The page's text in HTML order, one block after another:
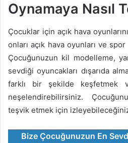
Oynamaya Nasıl
Çocuklar için açık hava
onları açık hava oyunları ve
Çocuğunuzun kil modelleme,
sevdiği oyuncakları dışarıda
farklı bir şekilde keşfetmek
neşelendirebilirsiniz.
teşvik etmek için izleyebileceğiniz
Bize Çocuğunuzun En